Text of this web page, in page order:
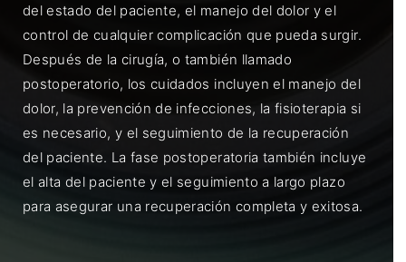
del estado del paciente, el manejo del dolor y el
control de cualquier complicación que pueda surgir.
Después de la cirugía, o también llamado
postoperatorio, los cuidados incluyen el manejo del
dolor, la prevención de infecciones, la fisioterapia si
es necesario, y el seguimiento de la recuperación
del paciente. La fase postoperatoria también incluye
el alta del paciente y el seguimiento a largo plazo
para asegurar una recuperación completa y exitosa.